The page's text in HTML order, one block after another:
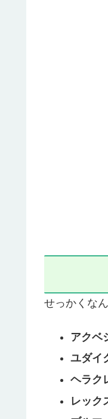
せっかくな
アクベ
ユダイ
ヘラク
レック